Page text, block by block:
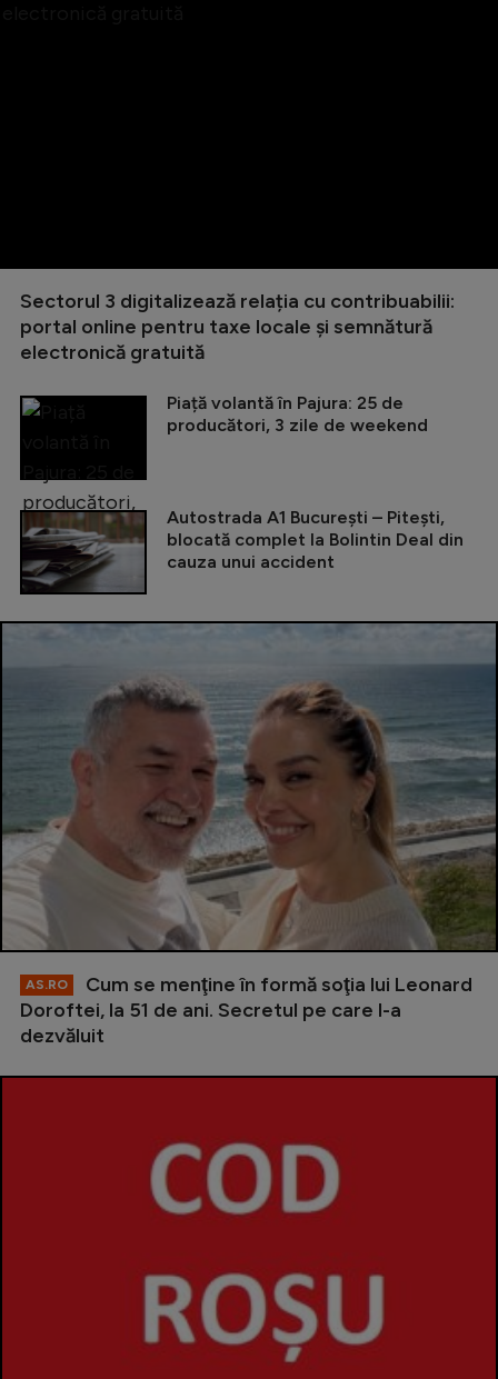
Sectorul 3 digitalizează relația cu contribuabilii:
portal online pentru taxe locale și semnătură
electronică gratuită
Piață volantă în Pajura: 25 de
producători, 3 zile de weekend
Autostrada A1 București – Pitești,
blocată complet la Bolintin Deal din
cauza unui accident
AS.RO
Cum se menţine în formă soţia lui Leonard
Doroftei, la 51 de ani. Secretul pe care l-a
dezvăluit